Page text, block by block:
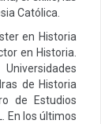
Católica.
en Historia
en Historia.
de Historia
de Estudios
En los últimos